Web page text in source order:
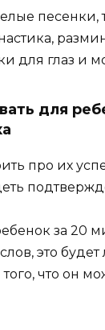
песенки,
для глаз и
для
про их
за 20
это
что он